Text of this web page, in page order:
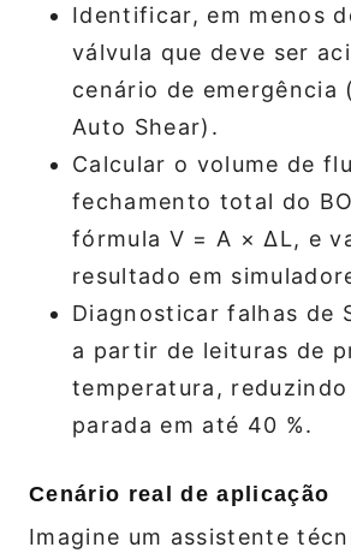
Identificar, em menos
válvula que deve ser
cenário de emergência
Auto Shear).
Calcular o volume de
fechamento total do
fórmula V = A × ΔL, e
resultado em
Diagnosticar falhas de
a partir de leituras de
temperatura,
parada em até 40 %.
Cenário real de aplicação
Imagine um assistente